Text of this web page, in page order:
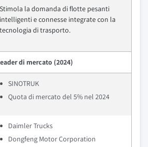
Stimola la domanda di flotte pesanti
intelligenti e connesse integrate con la
tecnologia di trasporto.
di mercato (2024)
SINOTRUK
Quota di mercato del 5% nel 2024
Daimler Trucks
Dongfeng Motor Corporation